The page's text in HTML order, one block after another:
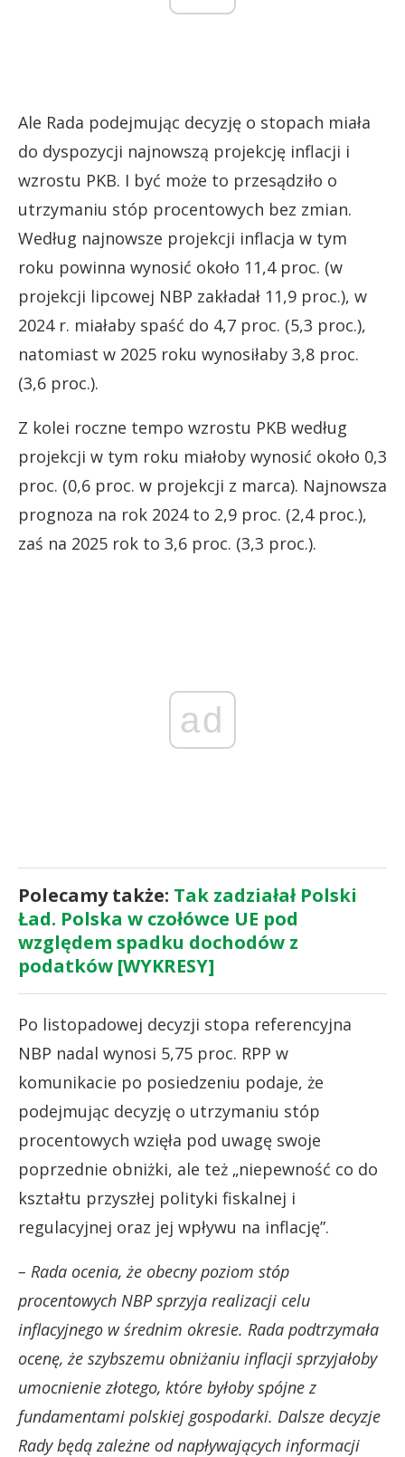
Ale Rada podejmując decyzję o stopach miała
do dyspozycji najnowszą projekcję inflacji i
wzrostu PKB. I być może to przesądziło o
utrzymaniu stóp procentowych bez zmian.
Według najnowsze projekcji inflacja w tym
roku powinna wynosić około 11,4 proc. (w
projekcji lipcowej NBP zakładał 11,9 proc.), w
2024 r. miałaby spaść do 4,7 proc. (5,3 proc.),
natomiast w 2025 roku wynosiłaby 3,8 proc.
(3,6 proc.).
Z kolei roczne tempo wzrostu PKB według
projekcji w tym roku miałoby wynosić około 0,3
proc. (0,6 proc. w projekcji z marca). Najnowsza
prognoza na rok 2024 to 2,9 proc. (2,4 proc.),
zaś na 2025 rok to 3,6 proc. (3,3 proc.).
ad
Polecamy także: Tak zadziałał Polski
Ład. Polska w czołówce UE pod
względem spadku dochodów z
podatków [WYKRESY]
Po listopadowej decyzji stopa referencyjna
NBP nadal wynosi 5,75 proc. RPP w
komunikacie po posiedzeniu podaje, że
podejmując decyzję o utrzymaniu stóp
procentowych wzięła pod uwagę swoje
poprzednie obniżki, ale też „niepewność co do
kształtu przyszłej polityki fiskalnej i
regulacyjnej oraz jej wpływu na inflację”.
– Rada ocenia, że obecny poziom stóp
procentowych NBP sprzyja realizacji celu
inflacyjnego w średnim okresie. Rada podtrzymała
ocenę, że szybszemu obniżaniu inflacji sprzyjałoby
umocnienie złotego, które byłoby spójne z
fundamentami polskiej gospodarki. Dalsze decyzje
Rady będą zależne od napływających informacji